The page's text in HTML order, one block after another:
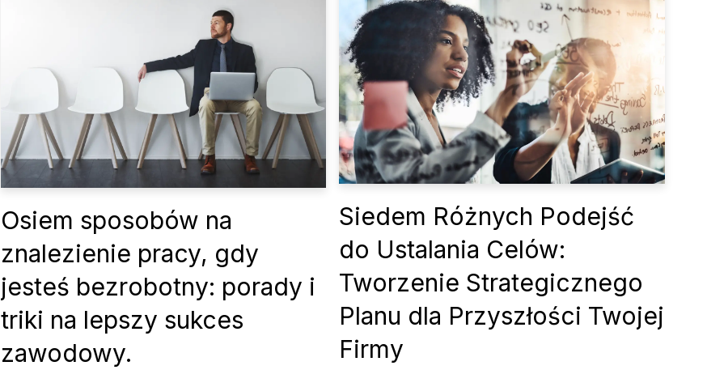
Osiem sposobów na
znalezienie pracy, gdy
jesteś bezrobotny: porady i
triki na lepszy sukces
zawodowy.
Siedem Różnych Podejść
do Ustalania Celów:
Tworzenie Strategicznego
Planu dla Przyszłości Twojej
Firmy